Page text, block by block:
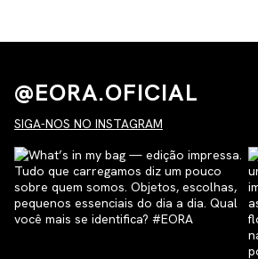
@EORA.OFICIAL
SIGA-NOS NO INSTAGRAM